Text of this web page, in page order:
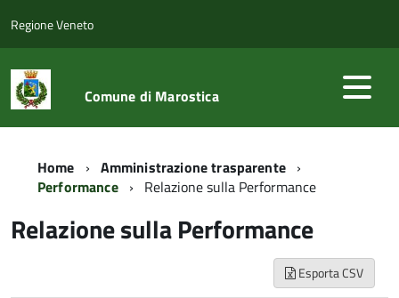
Regione Veneto
Comune di Marostica
Home
Amministrazione trasparente
Performance
Relazione sulla Performance
Relazione sulla Performance
Esporta CSV